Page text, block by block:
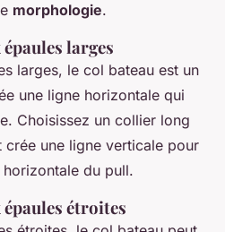
morphologie.
larges
larges, le col bateau est un
une ligne horizontale qui
Choisissez un collier long
une ligne verticale pour
du pull.
étroites